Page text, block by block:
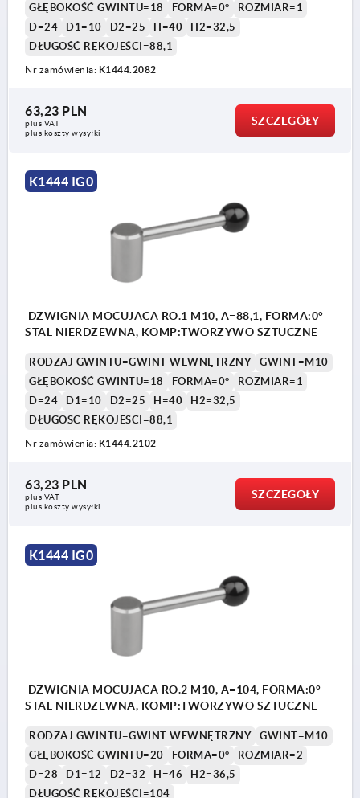
GŁĘBOKOŚĆ GWINTU=18
FORMA=0°
ROZMIAR=1
D=24
D1=10 D2=25 H=40
H2=32,5
DŁUGOŚĆ RĘKOJEŚCI=88,1
Nr zamówienia: K1444.2082
63,23 PLN
plus VAT
plus koszty wysyłki
SZCZEGÓŁY
K1444 IG0
DZWIGNIA MOCUJACA RO.1 M10, A=88,1, FORMA:0°
STAL NIERDZEWNA, KOMP:TWORZYWO SZTUCZNE
RODZAJ GWINTU=GWINT WEWNĘTRZNY
GWINT=M10
GŁĘBOKOŚĆ GWINTU=18
FORMA=0°
ROZMIAR=1
D=24
D1=10 D2=25 H=40
H2=32,5
DŁUGOŚĆ RĘKOJEŚCI=88,1
Nr zamówienia: K1444.2102
63,23 PLN
plus VAT
plus koszty wysyłki
SZCZEGÓŁY
K1444 IG0
DZWIGNIA MOCUJACA RO.2 M10, A=104, FORMA:0°
STAL NIERDZEWNA, KOMP:TWORZYWO SZTUCZNE
RODZAJ GWINTU=GWINT WEWNĘTRZNY
GWINT=M10
GŁĘBOKOŚĆ GWINTU=20
FORMA=0°
ROZMIAR=2
D=28
D1=12 D2=32 H=46
H2=36,5
DŁUGOŚĆ RĘKOJEŚCI=104